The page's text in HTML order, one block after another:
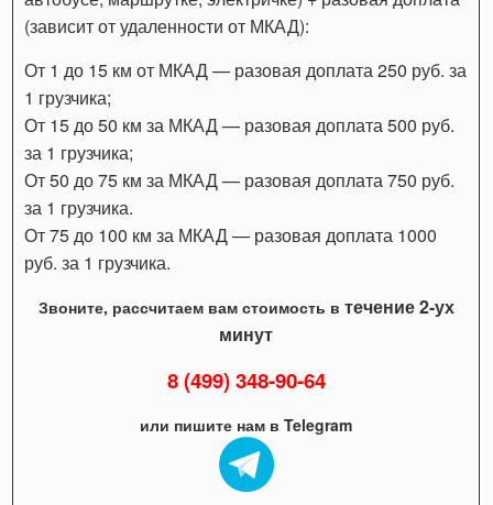
(зависит от удаленности от МКАД):
От 1 до 15 км от МКАД — разовая доплата 250 руб. за
1 грузчика;
От 15 до 50 км за МКАД — разовая доплата 500 руб.
за 1 грузчика;
От 50 до 75 км за МКАД — разовая доплата 750 руб.
за 1 грузчика.
От 75 до 100 км за МКАД — разовая доплата 1000
руб. за 1 грузчика.
Звоните, рассчитаем вам стоимость в течение 2-ух
минут
8 (499) 348-90-64
или пишите нам в Telegram